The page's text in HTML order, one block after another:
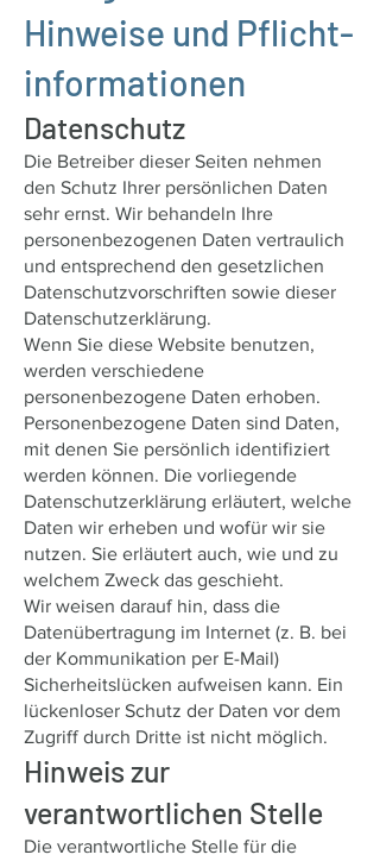
Hinweise und Pflicht­
informationen
Datenschutz
Die Betreiber dieser Seiten nehmen
den Schutz Ihrer persönlichen Daten
sehr ernst. Wir behandeln Ihre
personenbezogenen Daten vertraulich
und entsprechend den gesetzlichen
Datenschutzvorschriften sowie dieser
Datenschutzerklärung.
Wenn Sie diese Website benutzen,
werden verschiedene
personenbezogene Daten erhoben.
Personenbezogene Daten sind Daten,
mit denen Sie persönlich identifiziert
werden können. Die vorliegende
Datenschutzerklärung erläutert, welche
Daten wir erheben und wofür wir sie
nutzen. Sie erläutert auch, wie und zu
welchem Zweck das geschieht.
Wir weisen darauf hin, dass die
Datenübertragung im Internet (z. B. bei
der Kommunikation per E-Mail)
Sicherheitslücken aufweisen kann. Ein
lückenloser Schutz der Daten vor dem
Zugriff durch Dritte ist nicht möglich.
Hinweis zur
verantwortlichen Stelle
Die verantwortliche Stelle für die